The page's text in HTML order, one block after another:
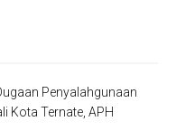
Penyalahgunaan
Kota Ternate, APH